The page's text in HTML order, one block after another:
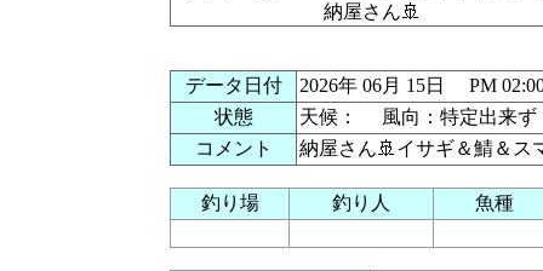
納屋さん🚢
データ日付
2026年 06月 15日 PM
状態
天候： 風向：特定出来
コメント
納屋さん🚢イサギ＆鯖＆ス
釣り場 釣り人 魚種